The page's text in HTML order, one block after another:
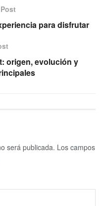
para disfrutar
origen, evolución y
será publicada. Los campos